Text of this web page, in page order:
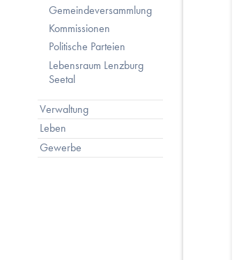
Gemeindeversammlung
Kommissionen
Politische Parteien
Lebensraum Lenzburg
Seetal
Verwaltung
Leben
Gewerbe